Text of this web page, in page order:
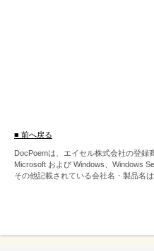
■ 前へ戻る
DocPoemは、エイセル株式会社の登録
Microsoft および Windows、Windows
その他記載されている会社名・製品名